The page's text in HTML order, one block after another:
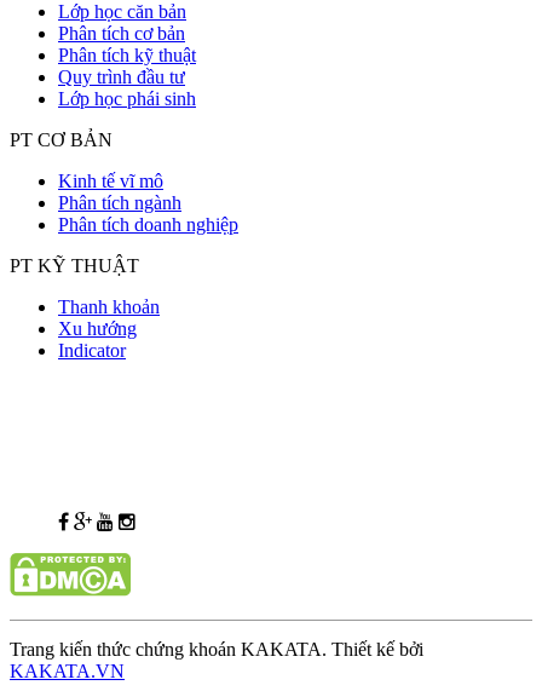
Lớp học căn bản
Phân tích cơ bản
Phân tích kỹ thuật
Quy trình đầu tư
Lớp học phái sinh
PT CƠ BẢN
Kinh tế vĩ mô
Phân tích ngành
Phân tích doanh nghiệp
PT KỸ THUẬT
Thanh khoản
Xu hướng
Indicator
Trang kiến thức chứng khoán KAKATA. Thiết kế bởi
KAKATA.VN